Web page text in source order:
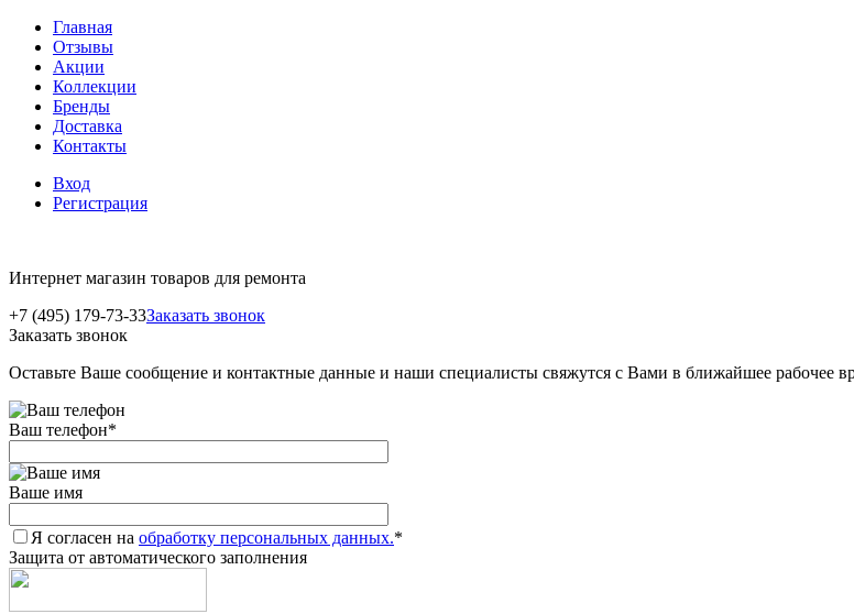
Главная
Отзывы
Акции
Коллекции
Бренды
Доставка
Контакты
Вход
Регистрация
Интернет магазин товаров для ремонта
+7 (495) 179-73-33Заказать звонок
Заказать звонок
Оставьте Ваше сообщение и контактные данные и наши специалисты свяжутся с Вами в ближайшее рабочее
Ваш телефон*
Ваше имя
Я согласен на обработку персональных данных.*
Защита от автоматического заполнения